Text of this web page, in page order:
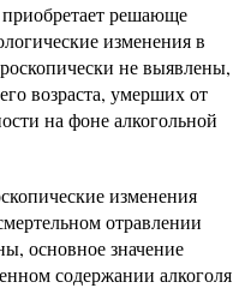
решающе
изменения в
не выявлены,
возраста, умерших от
на фоне алкогольной
изменения
отравлении
основное значение
содержании алкоголя